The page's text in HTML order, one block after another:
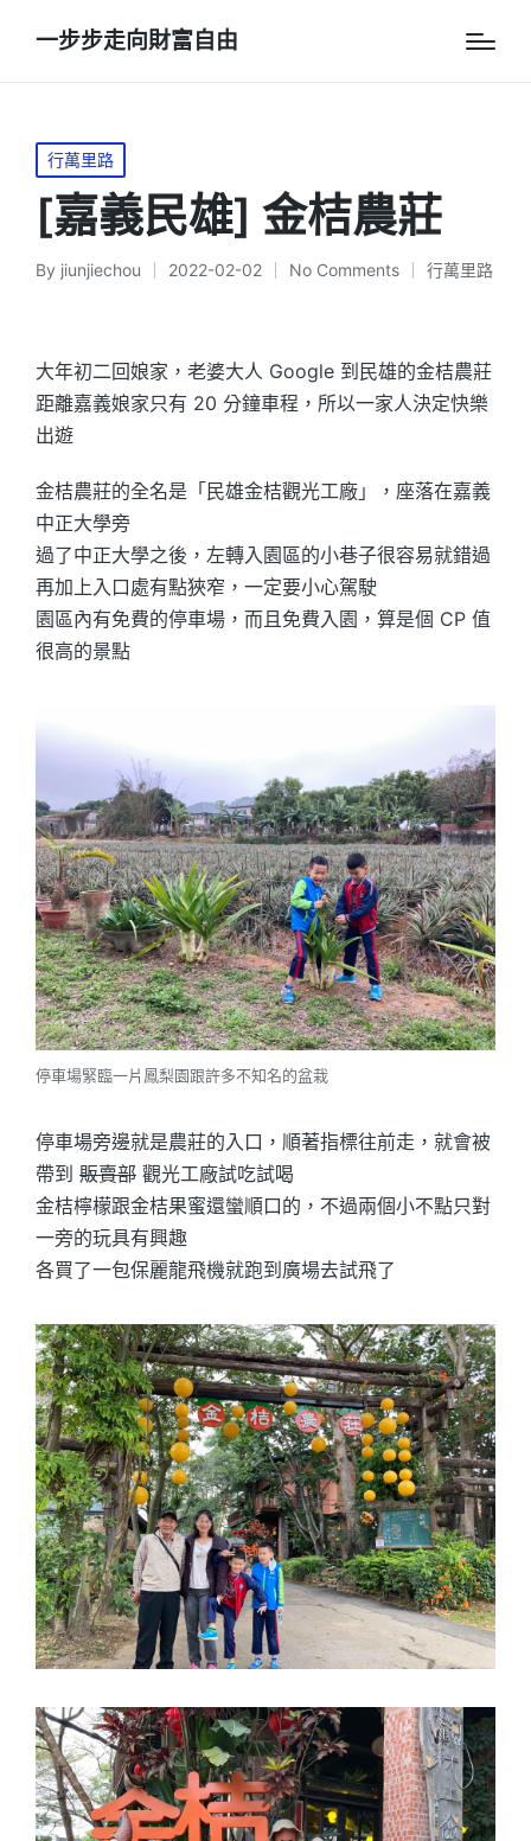
一步步走向財富自由
Posted
in
行萬里路
[嘉義民雄] 金桔農莊
Posted
By jiunjiechou 2022-02-02 No Comments
Posted
行萬里路
大年初二回娘家，老婆大人 Google 到民雄的金桔農莊
距離嘉義娘家只有 20 分鐘車程，所以一家人決定快樂
出遊
金桔農莊的全名是「民雄金桔觀光工廠」，座落在嘉義
中正大學旁
過了中正大學之後，左轉入園區的小巷子很容易就錯過
再加上入口處有點狹窄，一定要小心駕駛
園區內有免費的停車場，而且免費入園，算是個 CP 值
很高的景點
停車場緊臨一片鳳梨園跟許多不知名的盆栽
停車場旁邊就是農莊的入口，順著指標往前走，就會被
帶到 販賣部 觀光工廠試吃試喝
金桔檸檬跟金桔果蜜還蠻順口的，不過兩個小不點只對
一旁的玩具有興趣
各買了一包保麗龍飛機就跑到廣場去試飛了